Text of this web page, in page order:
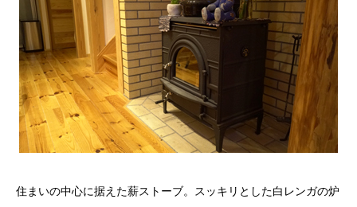
住まいの中心に据えた薪ストーブ。スッキリとした白レンガの炉